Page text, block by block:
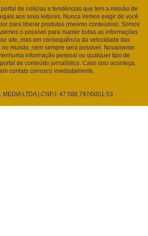
de notícias e tendências que tem a missão de
aos seus leitores. Nunca iremos exigir de você
para liberar produtos (mesmo conteúdos). Somos
o possível para manter todas as informações
site, mas em consequência da velocidade das
mundo, nem sempre será possível. Novamente:
informação pessoal ou qualquer tipo de
de conteúdo jornalístico. Caso isso aconteça,
contato conosco imediatamente.
MEDIA LTDA | CNPJ: 47.588.797/0001-53